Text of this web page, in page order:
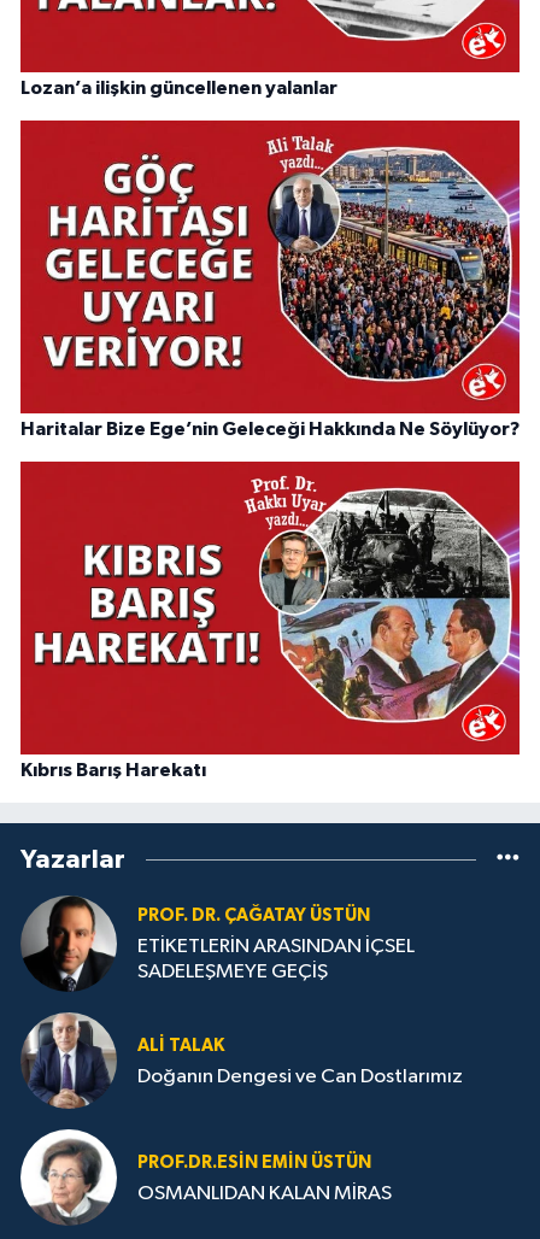
Lozan’a ilişkin güncellenen yalanlar
Haritalar Bize Ege’nin Geleceği Hakkında Ne Söylüyor?
Kıbrıs Barış Harekatı
Yazarlar
PROF. DR. ÇAĞATAY ÜSTÜN
ETİKETLERİN ARASINDAN İÇSEL
SADELEŞMEYE GEÇİŞ
ALI TALAK
Doğanın Dengesi ve Can Dostlarımız
PROF.DR.ESIN EMIN ÜSTÜN
OSMANLIDAN KALAN MİRAS